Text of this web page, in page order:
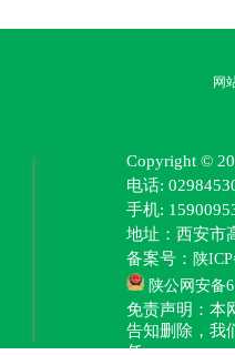
网
Copyright ©
电话:
手机:
地址：西安市
备案号： 陕
陕公网安备
免责声明：本
告知删除，我